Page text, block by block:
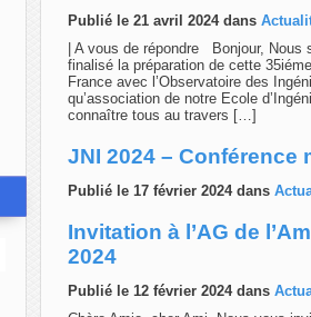
Publié le 21 avril 2024 dans
| A vous de répondre Bonjour,
finalisé la préparation de cette
France avec l’Observatoire des
qu’association de notre Ecole
connaître tous au travers […]
JNI 2024 – Conférence
Publié le 17 février 2024 dans
Invitation à l’AG de
2024
Publié le 12 février 2024 dans